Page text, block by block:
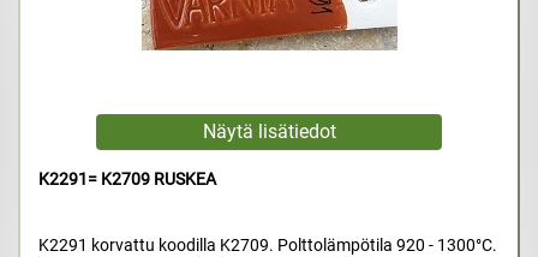
K2291= K2709 RUSKEA
K2291 korvattu koodilla K2709. Polttolämpötila 920 - 1300°C.